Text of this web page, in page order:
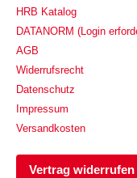
HRB Katalog
DATANORM (Login
AGB
Widerrufsrecht
Datenschutz
Impressum
Versandkosten
Vertrag widerrufen